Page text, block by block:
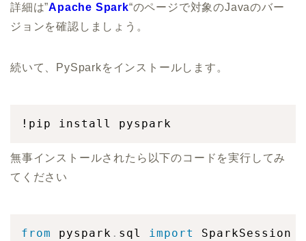
詳細は”Apache Spark“のページで対象のJavaのバー
ジョンを確認しましょう。
続いて、PySparkをインストールします。
!pip install pyspark
無事インストールされたら以下のコードを実行してみ
てください
from pyspark . sql import SparkSession